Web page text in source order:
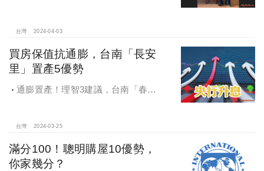
「越來越貴」，建商在總價壓力限縮
下，因應「1人戶」的時代趨勢，曾文
龍確認「小宅」將成為未來房地產不
可逆的產品。
台灣 2024-04-03
買房保值抗通膨，台南「長安
里」置產5優勢
通膨置產！理智3建議，台南「春福
台灣 2024-03-25
滿分100！聰明購屋10優勢，
你家幾分？